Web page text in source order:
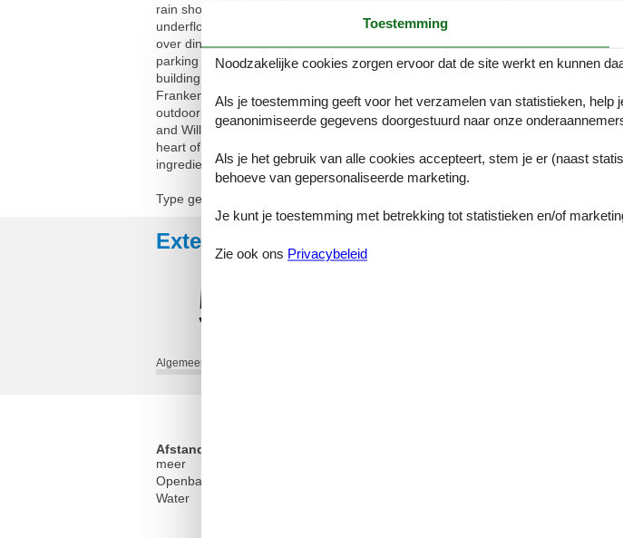
rain shower and a separate guest WC ensure ultimate comfort. The extensive
underfloor heating and a flat-screen TV for your entertainment.Outside, the
over dinner with a view of the garden. Guests travelling with an electric or
parking spaces for your vehicle right next to the house and, for added
building.The Burgwald holiday region, with Wiesenfeld as one of the five
Frankenberg and Marburg are only a short drive away and offer numerous
outdoor swimming pools. The surrounding area offers numerous sports and
and Willingen are also within easy reach.Our holiday home in the scenic
heart of Germany. Enjoy the peace and quiet on the edge of the village, the
ingredients for a relaxing break from everyday life.
Type gebouw: meergezinshuis.
Externe beoordelingen
5,0
Algemeen:
Afstand
meer
Openbaar vervoer
Water
Toestemming
Noodzakelijke cookies zorgen ervoor dat de site werkt en kunnen
Als je toestemming geeft voor het verzamelen van statistieken,
geanonimiseerde gegevens doorgestuurd naar onze
Als je het gebruik van alle cookies accepteert, stem je er (naast
behoeve van gepersonaliseerde marketing.
Je kunt je toestemming met betrekking tot statistieken en/of
Zie ook ons Privacybeleid